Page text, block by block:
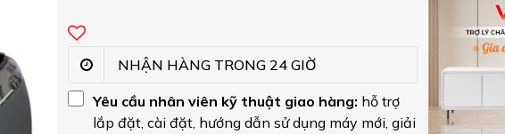
NHẬN HÀNG TRONG 24 GIỜ
Yêu cầu nhân viên kỹ thuật giao hàng: hỗ trợ
lắp đặt, cài đặt, hướng dẫn sử dụng máy mới, giải